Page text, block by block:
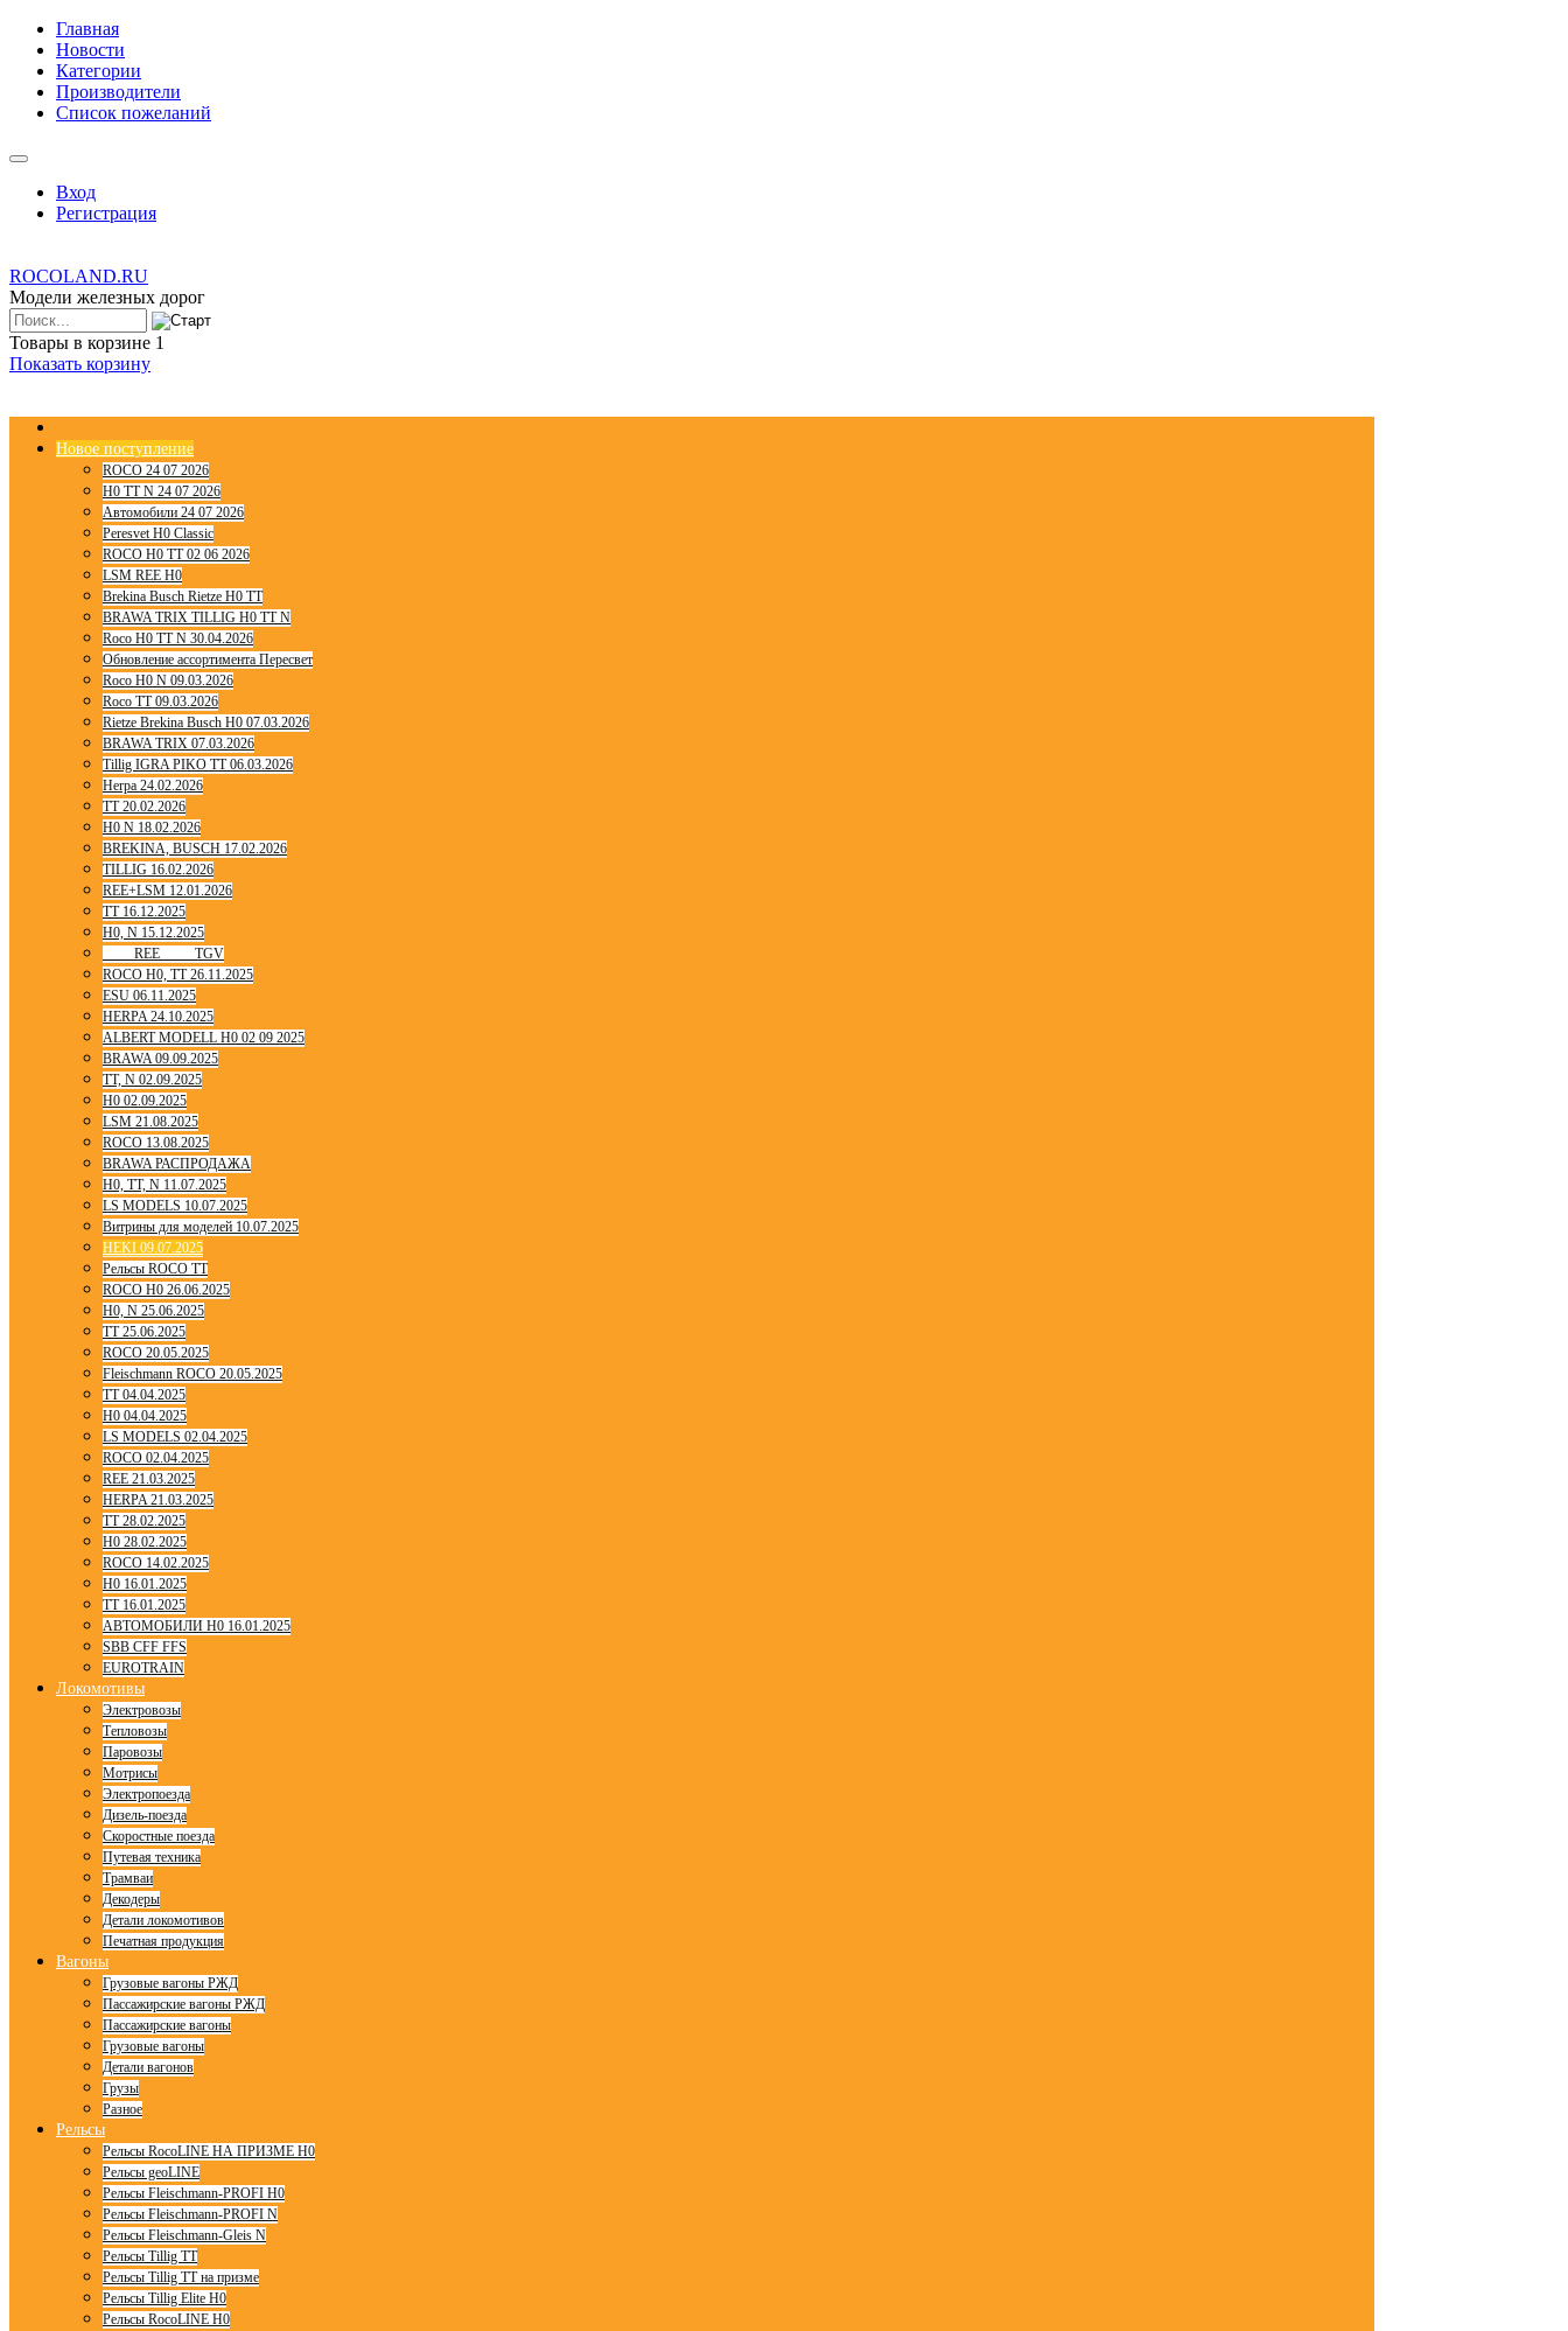
Главная
Новости
Категории
Производители
Список пожеланий
Вход
Регистрация
ROCOLAND.RU
Модели железных дорог
Товары в корзине 1
Показать корзину
Новое поступление
ROCO 24 07 2026
H0 TT N 24 07 2026
Автомобили 24 07 2026
Peresvet H0 Classic
ROCO H0 TT 02 06 2026
LSM REE H0
Brekina Busch Rietze H0 TT
BRAWA TRIX TILLIG H0 TT N
Roco H0 TT N 30.04.2026
Обновление ассортимента Пересвет
Roco H0 N 09.03.2026
Roco TT 09.03.2026
Rietze Brekina Busch H0 07.03.2026
BRAWA TRIX 07.03.2026
Tillig IGRA PIKO TT 06.03.2026
Herpa 24.02.2026
TT 20.02.2026
H0 N 18.02.2026
BREKINA, BUSCH 17.02.2026
TILLIG 16.02.2026
REE+LSM 12.01.2026
TT 16.12.2025
H0, N 15.12.2025
____ REE ____ TGV
ROCO H0, TT 26.11.2025
ESU 06.11.2025
HERPA 24.10.2025
ALBERT MODELL H0 02 09 2025
BRAWA 09.09.2025
TT, N 02.09.2025
H0 02.09.2025
LSM 21.08.2025
ROCO 13.08.2025
BRAWA РАСПРОДАЖА
H0, TT, N 11.07.2025
LS MODELS 10.07.2025
Витрины для моделей 10.07.2025
HEKI 09.07.2025
Рельсы ROCO TT
ROCO H0 26.06.2025
H0, N 25.06.2025
TT 25.06.2025
ROCO 20.05.2025
Fleischmann ROCO 20.05.2025
TT 04.04.2025
H0 04.04.2025
LS MODELS 02.04.2025
ROCO 02.04.2025
REE 21.03.2025
HERPA 21.03.2025
TT 28.02.2025
H0 28.02.2025
ROCO 14.02.2025
H0 16.01.2025
TT 16.01.2025
АВТОМОБИЛИ H0 16.01.2025
SBB CFF FFS
EUROTRAIN
Локомотивы
Электровозы
Тепловозы
Паровозы
Мотрисы
Электропоезда
Дизель-поезда
Скоростные поезда
Путевая техника
Трамваи
Декодеры
Детали локомотивов
Печатная продукция
Вагоны
Грузовые вагоны РЖД
Пассажирские вагоны РЖД
Пассажирские вагоны
Грузовые вагоны
Детали вагонов
Грузы
Разное
Рельсы
Рельсы RocoLINE НА ПРИЗМЕ H0
Рельсы geoLINE
Рельсы Fleischmann-PROFI H0
Рельсы Fleischmann-PROFI N
Рельсы Fleischmann-Gleis N
Рельсы Tillig TT
Рельсы Tillig TT на призме
Рельсы Tillig Elite H0
Рельсы RocoLINE H0